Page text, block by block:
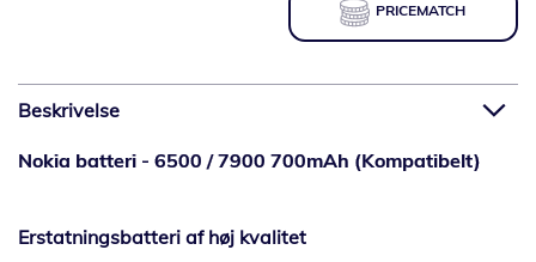
PRICEMATCH
Beskrivelse
Nokia batteri - 6500 / 7900 700mAh (Kompatibelt)
Erstatningsbatteri af høj kvalitet